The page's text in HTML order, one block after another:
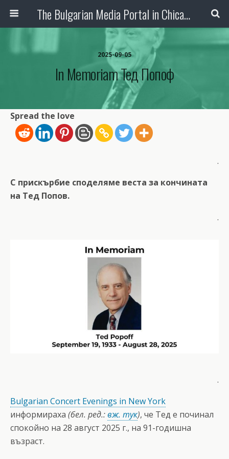
The Bulgarian Media Portal in Chicago
2025-09-05
In Memoriam Тед Попоф
Spread the love
.
С прискърбие споделяме веста за кончината
на Тед Попов.
.
.
Bulgarian Concert Evenings in New York
информираха (бел. ред.:вж. тук), че Тед е починал
спокойно на 28 август 2025 г., на 91-годишна
възраст.